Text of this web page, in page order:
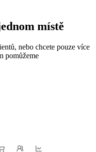
místě
nebo chcete pouze více
pomůžeme